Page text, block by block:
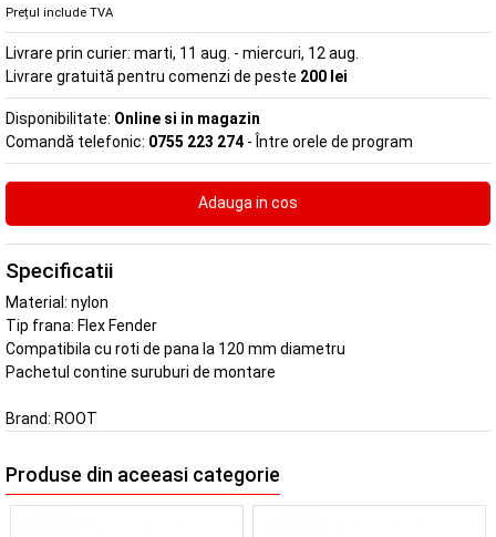
Prețul include TVA
Livrare prin curier: marti, 11 aug. - miercuri, 12 aug.
Livrare gratuită pentru comenzi de peste 200 lei
Disponibilitate: Online si in magazin
Comandă telefonic: 0755 223 274 - Între orele de program
Specificatii
Material: nylon
Tip frana: Flex Fender
Compatibila cu roti de pana la 120 mm diametru
Pachetul contine suruburi de montare
Brand: ROOT
Produse din aceeasi categorie